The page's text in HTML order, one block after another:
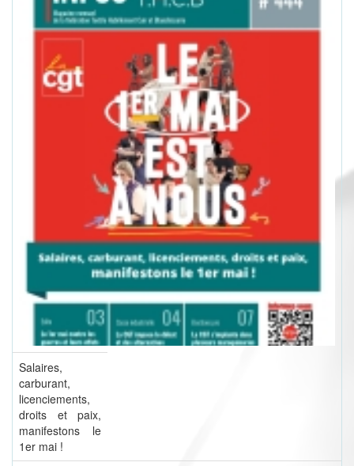
Salaires,
carburant,
licenciements,
droits et paix,
manifestons le
1er mai !